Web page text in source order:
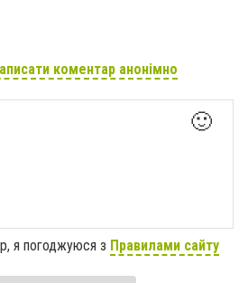
коментар анонімно
🙂
я погоджуюся з Правилами сайту